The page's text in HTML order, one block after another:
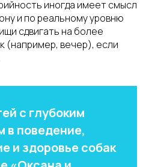
иногда имеет смысл
и по реальному уровню
сдвигать на более
(например, вечер), если
с глубоким
в поведение,
и здоровье собак